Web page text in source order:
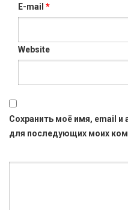
E-mail *
Website
Сохранить моё имя, email и
для последующих моих